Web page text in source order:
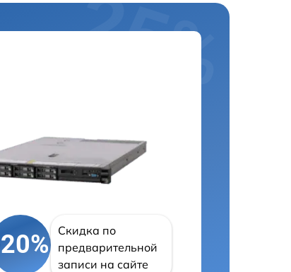
Скидка по
предварительной
записи на сайте